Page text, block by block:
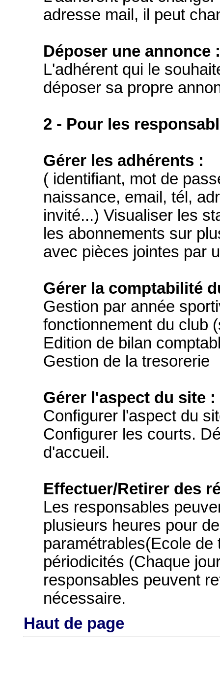
adresse mail, il peut
Déposer une annonce :
L'adhérent qui le
déposer sa propre
2 - Pour les
Gérer les adhérents :
( identifiant, mot de
naissance, email, tél,
invité...) Visualiser les
les abonnements sur
avec pièces jointes par
Gérer la comptabilité
Gestion par année
fonctionnement du club
Edition de bilan
Gestion de la tresorerie
Gérer l'aspect du site :
Configurer l'aspect du
Configurer les courts.
d'accueil.
Effectuer/Retirer des
Les responsables
plusieurs heures pour
paramétrables(Ecole
périodicités (Chaque
responsables peuvent
nécessaire.
Haut de page